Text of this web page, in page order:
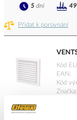
Přidat k porovnání
5 dní
Kód
EAN
Kód
Značka
Cena s DPH